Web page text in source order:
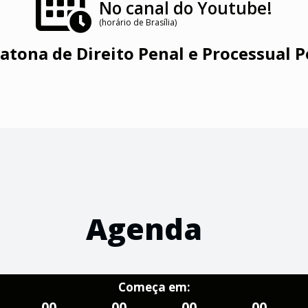
No canal do Youtube!
(horário de Brasília)
de Direito Penal e Processual
Agenda
Começa em: